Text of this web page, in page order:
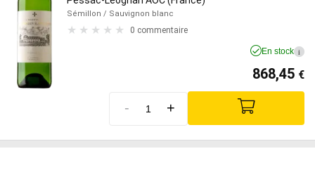
Sémillon / Sauvignon blanc
0 commentaire
En stock i
868,45 €
- +